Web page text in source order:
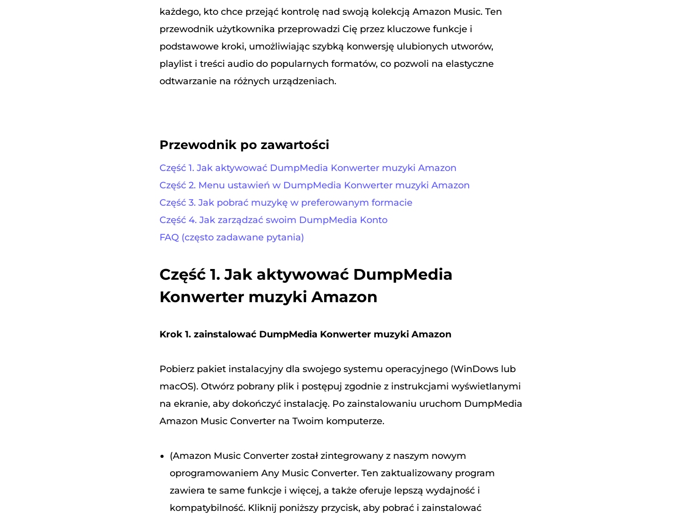
każdego, kto chce przejąć kontrolę nad swoją kolekcją Amazon Music. Ten
przewodnik użytkownika przeprowadzi Cię przez kluczowe funkcje i
podstawowe kroki, umożliwiając szybką konwersję ulubionych utworów,
playlist i treści audio do popularnych formatów, co pozwoli na elastyczne
odtwarzanie na różnych urządzeniach.
Przewodnik po zawartości
Część 1. Jak aktywować DumpMedia Konwerter muzyki Amazon
Część 2. Menu ustawień w DumpMedia Konwerter muzyki Amazon
Część 3. Jak pobrać muzykę w preferowanym formacie
Część 4. Jak zarządzać swoim DumpMedia Konto
FAQ (często zadawane pytania)
Część 1. Jak aktywować DumpMedia
Konwerter muzyki Amazon
Krok 1. zainstalować DumpMedia Konwerter muzyki Amazon
Pobierz pakiet instalacyjny dla swojego systemu operacyjnego (WinDows lub
macOS). Otwórz pobrany plik i postępuj zgodnie z instrukcjami wyświetlanymi
na ekranie, aby dokończyć instalację. Po zainstalowaniu uruchom DumpMedia
Amazon Music Converter na Twoim komputerze.
(Amazon Music Converter został zintegrowany z naszym nowym
oprogramowaniem Any Music Converter. Ten zaktualizowany program
zawiera te same funkcje i więcej, a także oferuje lepszą wydajność i
kompatybilność. Kliknij poniższy przycisk, aby pobrać i zainstalować